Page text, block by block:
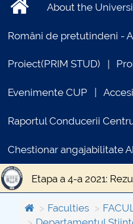
About the
Români de pretutindeni -
Proiect(PRIM STUD)
Evenimente CUP
Raportul Conducerii
Chestionar angajabilitate
Etapa a 4-a 2021:
PROJECT ACTIVITIES
Faculties